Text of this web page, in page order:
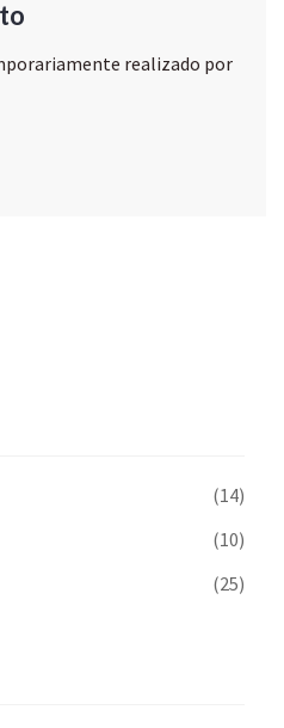
realizado por
(14)
(10)
(25)